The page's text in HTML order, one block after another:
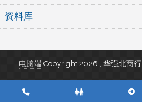
资料库
电脑端Copyright 2026 , 华强北商行
QQ